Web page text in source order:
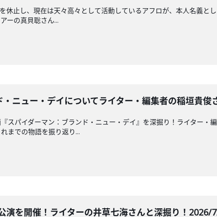
休止し、現在は天々高々として活動しているアフロが、本人名義と
ーの真貝聡さん...
ニュー・デイについてライター・編集者の稲垣貴
スパイダーマン：ブランド・ニュー・デイ』を深掘り！ライター・
までの物語を振り返り...
演を開催！ライターの井草七海さんと深掘り！2026/